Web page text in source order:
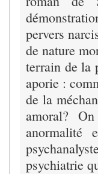
pervers
de nature
terrain de la
aporie :
de la
amoral?
anormalité
psychiatrie